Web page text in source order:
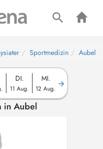
Sportmedizin Aubel
DI.
11 Aug.
MI.
12 Aug.
in Aubel